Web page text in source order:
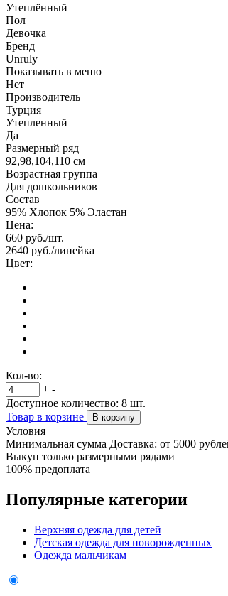
Утеплённый
Пол
Девочка
Бренд
Unruly
Показывать в меню
Нет
Производитель
Турция
Утепленный
Да
Размерный ряд
92,98,104,110 см
Возрастная группа
Для дошкольников
Состав
95% Хлопок 5% Эластан
Цена:
660 руб./шт.
2640 руб./линейка
Цвет:
Кол-во:
+ -
Доступное количество: 8 шт.
Товар в корзине
В корзину
Условия
Минимальная сумма Доставка: от 5000
Выкуп только размерными рядами
100% предоплата
Популярные категории
Верхняя одежда для детей
Детская одежда для новорожденных
Одежда мальчикам